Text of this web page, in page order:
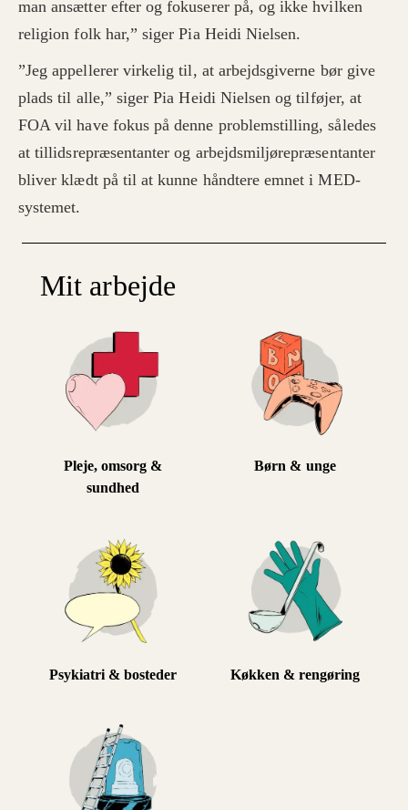
man ansætter efter og fokuserer på, og ikke hvilken
religion folk har,” siger Pia Heidi Nielsen.
”Jeg appellerer virkelig til, at arbejdsgiverne bør give
plads til alle,” siger Pia Heidi Nielsen og tilføjer, at
FOA vil have fokus på denne problemstilling, således
at tillidsrepræsentanter og arbejdsmiljørepræsentanter
bliver klædt på til at kunne håndtere emnet i MED-
systemet.
Mit arbejde
Pleje, omsorg &
sundhed
Børn & unge
Psykiatri & bosteder Køkken & rengøring